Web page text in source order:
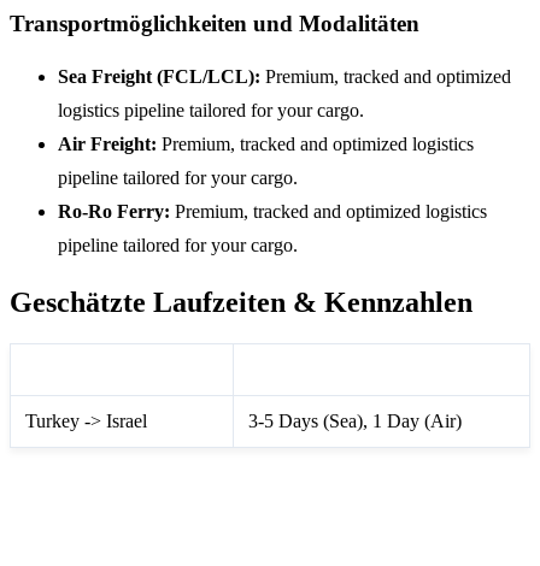
Transportmöglichkeiten und Modalitäten
Sea Freight (FCL/LCL): Premium, tracked and optimized
logistics pipeline tailored for your cargo.
Air Freight: Premium, tracked and optimized logistics
pipeline tailored for your cargo.
Ro-Ro Ferry: Premium, tracked and optimized logistics
pipeline tailored for your cargo.
Geschätzte Laufzeiten & Kennzahlen
Turkey -> Israel 3-5 Days (Sea), 1 Day (Air)